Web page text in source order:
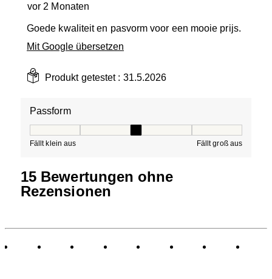
vor 2 Monaten
Goede kwaliteit en pasvorm voor een mooie prijs.
Mit Google übersetzen
Produkt getestet : 31.5.2026
Passform
Fällt klein aus Fällt groß aus
15 Bewertungen ohne
Rezensionen